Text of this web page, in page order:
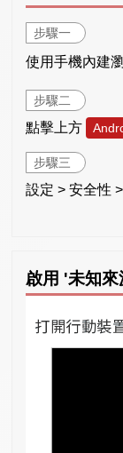
步驟一
使用手機內建
步驟二
點擊上方
步驟三
設定 > 安全性
啟用 '未知來